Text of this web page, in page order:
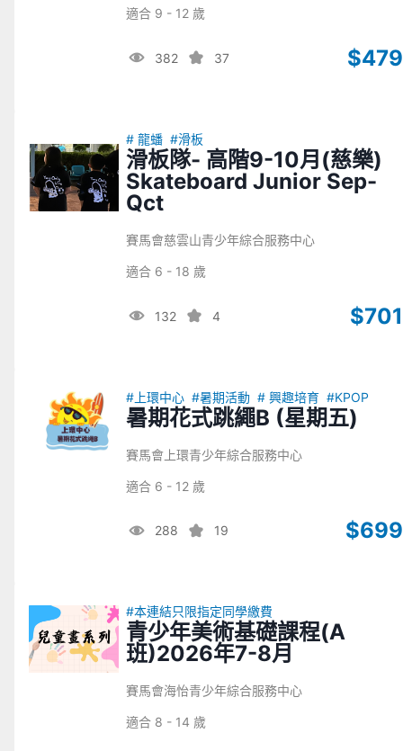
適合 9 - 12 歲
382 37 $479
# 龍蟠 #滑板
滑板隊- 高階9-10月(慈樂)
Skateboard Junior Sep-
Qct
賽馬會慈雲山青少年綜合服務中心
適合 6 - 18 歲
132 4 $701
#上環中心 #暑期活動 # 興趣培育 #KPOP
暑期花式跳繩B (星期五)
賽馬會上環青少年綜合服務中心
適合 6 - 12 歲
288 19 $699
#本連結只限指定同學繳費
青少年美術基礎課程(A
班)2026年7-8月
賽馬會海怡青少年綜合服務中心
適合 8 - 14 歲